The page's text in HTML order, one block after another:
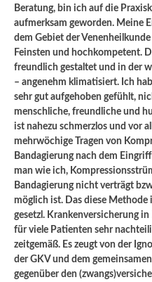
Beratung, bin ich auf die
aufmerksam geworden. Meine
dem Gebiet der
Feinsten und hochkompetent.
freundlich gestaltet und in der
– angenehm klimatisiert. Ich
sehr gut aufgehoben gefühlt,
menschliche, freundliche und
ist nahezu schmerzlos und vor
mehrwöchige Tragen von
Bandagierung nach dem
man wie ich,
Bandagierung nicht verträgt
möglich ist. Das diese
gesetzl. Krankenversicherung
für viele Patienten sehr
zeitgemäß. Es zeugt von der
der GKV und dem
gegenüber den